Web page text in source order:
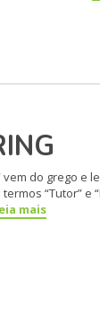
vem do gre­go
“Tutor”
mais